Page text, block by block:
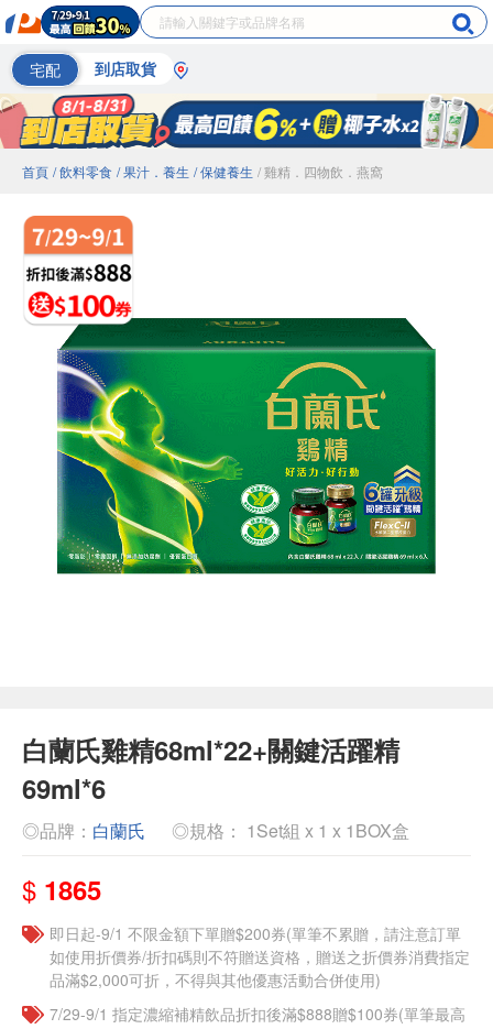
宅配 到店取貨
首頁 / 飲料零食 / 果汁．養生 / 保健養生 / 雞精．四物飲．燕窩
白蘭氏雞精68ml*22+關鍵活躍精
69ml*6
◎品牌： 白蘭氏 ◎規格： 1Set組 x 1 x 1BOX盒
$ 1865
即日起-9/1 不限金額下單贈$200券(單筆不累贈，請注意訂單
如使用折價券/折扣碼則不符贈送資格，贈送之折價券消費指定
品滿$2,000可折，不得與其他優惠活動合併使用)
7/29-9/1 指定濃縮補精飲品​折扣後滿$888贈$100券(單筆最高